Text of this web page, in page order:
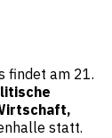
findet am 21.
statt.